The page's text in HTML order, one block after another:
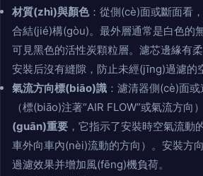
材質(zhì)與顏色：從側(cè)面或斷面看
合結(jié)構(gòu)。最外層通常是白色的
可見黑色的活性炭顆粒層。濾芯邊緣有
安裝后沒有縫隙，防止未經(jīng)過濾的
氣流方向標(biāo)識 ：濾清器側(cè)面
（標(biāo)注著“AIR FLOW”或氣流方向
(guān)重要 ，它指示了安裝時空氣流動
車外向車內(nèi)流動的方向）。安裝方
過濾效果并增加風(fēng)機負荷。